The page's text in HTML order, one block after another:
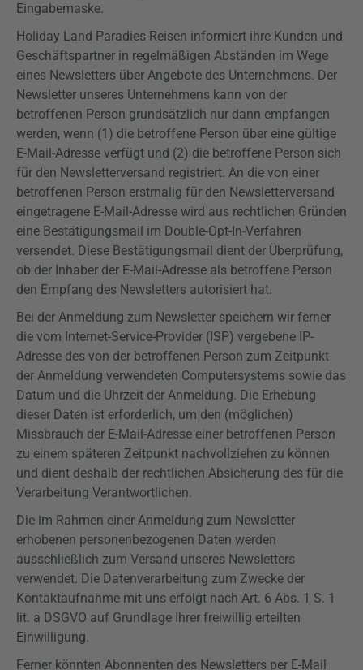
Eingabemaske.
Holiday Land Paradies-Reisen informiert ihre Kunden und
Geschäftspartner in regelmäßigen Abständen im Wege
eines Newsletters über Angebote des Unternehmens. Der
Newsletter unseres Unternehmens kann von der
betroffenen Person grundsätzlich nur dann empfangen
werden, wenn (1) die betroffene Person über eine gültige
E-Mail-Adresse verfügt und (2) die betroffene Person sich
für den Newsletterversand registriert. An die von einer
betroffenen Person erstmalig für den Newsletterversand
eingetragene E-Mail-Adresse wird aus rechtlichen Gründen
eine Bestätigungsmail im Double-Opt-In-Verfahren
versendet. Diese Bestätigungsmail dient der Überprüfung,
ob der Inhaber der E-Mail-Adresse als betroffene Person
den Empfang des Newsletters autorisiert hat.
Bei der Anmeldung zum Newsletter speichern wir ferner
die vom Internet-Service-Provider (ISP) vergebene IP-
Adresse des von der betroffenen Person zum Zeitpunkt
der Anmeldung verwendeten Computersystems sowie das
Datum und die Uhrzeit der Anmeldung. Die Erhebung
dieser Daten ist erforderlich, um den (möglichen)
Missbrauch der E-Mail-Adresse einer betroffenen Person
zu einem späteren Zeitpunkt nachvollziehen zu können
und dient deshalb der rechtlichen Absicherung des für die
Verarbeitung Verantwortlichen.
Die im Rahmen einer Anmeldung zum Newsletter
erhobenen personenbezogenen Daten werden
ausschließlich zum Versand unseres Newsletters
verwendet. Die Datenverarbeitung zum Zwecke der
Kontaktaufnahme mit uns erfolgt nach Art. 6 Abs. 1 S. 1
lit. a DSGVO auf Grundlage Ihrer freiwillig erteilten
Einwilligung.
Ferner könnten Abonnenten des Newsletters per E-Mail